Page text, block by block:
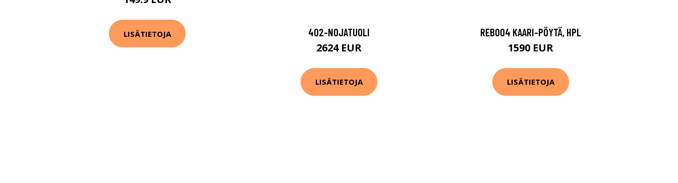
LISÄTIETOJA 402-NOJATUOLI
2624 EUR
LISÄTIETOJA
REB004 KAARI-PÖYTÄ, HPL
1590 EUR
LISÄTIETOJA